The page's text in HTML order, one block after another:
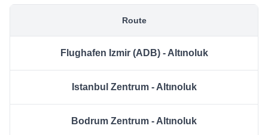
Route
Flughafen Izmir (ADB) - Altınoluk
Istanbul Zentrum - Altınoluk
Bodrum Zentrum - Altınoluk